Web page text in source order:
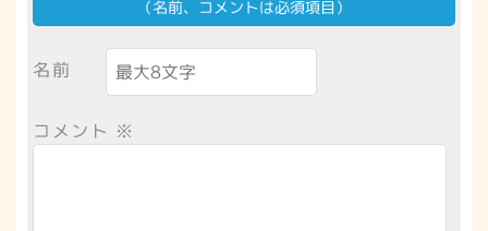
（名前、コメントは必須項目）
名前
コメント ※